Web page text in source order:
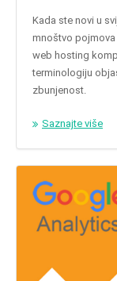
Kada ste novi u
mnoštvo
web hosting
terminologiju
zbunjenost.
Saznajte više